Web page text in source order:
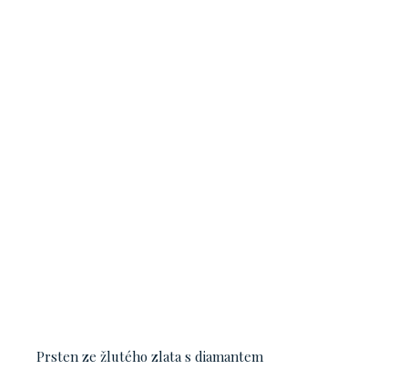
Prsten ze žlutého zlata s diamantem